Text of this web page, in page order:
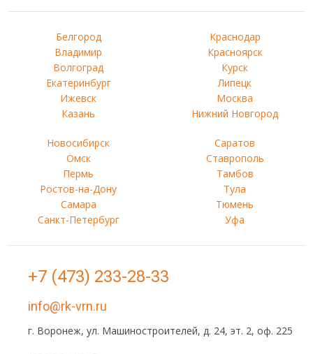
Белгород
Владимир
Волгоград
Екатеринбург
Ижевск
Казань
Краснодар
Красноярск
Курск
Липецк
Москва
Нижний Новгород
Новосибирск
Омск
Пермь
Ростов-на-Дону
Самара
Санкт-Петербург
Саратов
Ставрополь
Тамбов
Тула
Тюмень
Уфа
+7 (473) 233-28-33
info@rk-vrn.ru
г. Воронеж, ул. Машиностроителей, д. 24, эт. 2, оф. 225